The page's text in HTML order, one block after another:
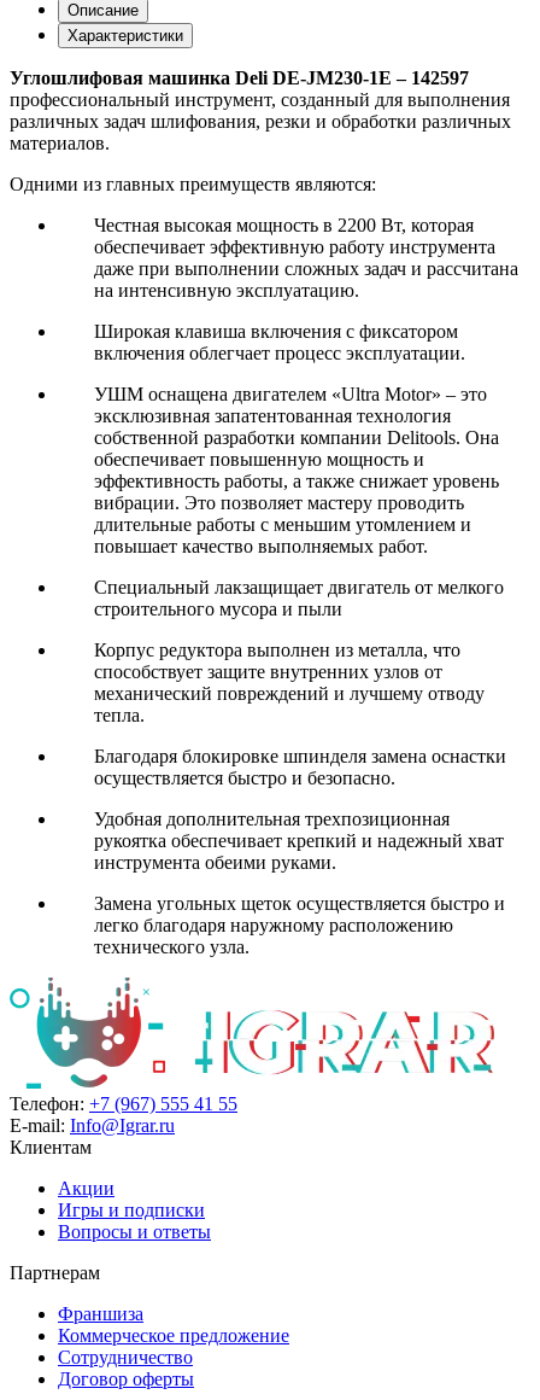
Описание
Характеристики
Углошлифовая машинка Deli DE-JM230-1E – 142597
профессиональный инструмент, созданный для выполнения
различных задач шлифования, резки и обработки различных
материалов.
Одними из главных преимуществ являются:
Честная высокая мощность в 2200 Вт, которая
обеспечивает эффективную работу инструмента
даже при выполнении сложных задач и рассчитана
на интенсивную эксплуатацию.
Широкая клавиша включения с фиксатором
включения облегчает процесс эксплуатации.
УШМ оснащена двигателем «Ultra Motor» – это
эксклюзивная запатентованная технология
собственной разработки компании Delitools. Она
обеспечивает повышенную мощность и
эффективность работы, а также снижает уровень
вибрации. Это позволяет мастеру проводить
длительные работы с меньшим утомлением и
повышает качество выполняемых работ.
Специальный лакзащищает двигатель от мелкого
строительного мусора и пыли
Корпус редуктора выполнен из металла, что
способствует защите внутренних узлов от
механический повреждений и лучшему отводу
тепла.
Благодаря блокировке шпинделя замена оснастки
осуществляется быстро и безопасно.
Удобная дополнительная трехпозиционная
рукоятка обеспечивает крепкий и надежный хват
инструмента обеими руками.
Замена угольных щеток осуществляется быстро и
легко благодаря наружному расположению
технического узла.
Телефон: +7 (967) 555 41 55
E-mail: Info@Igrar.ru
Клиентам
Акции
Игры и подписки
Вопросы и ответы
Партнерам
Франшиза
Коммерческое предложение
Сотрудничество
Договор оферты